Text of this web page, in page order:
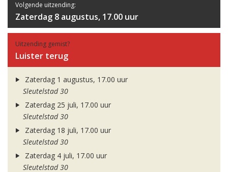
Volgende uitzending:
Zaterdag 8 augustus, 17.00 uur
Uitzending gemist?
Luister terug
Zaterdag 1 augustus, 17.00 uur
Sleutelstad 30
Zaterdag 25 juli, 17.00 uur
Sleutelstad 30
Zaterdag 18 juli, 17.00 uur
Sleutelstad 30
Zaterdag 4 juli, 17.00 uur
Sleutelstad 30